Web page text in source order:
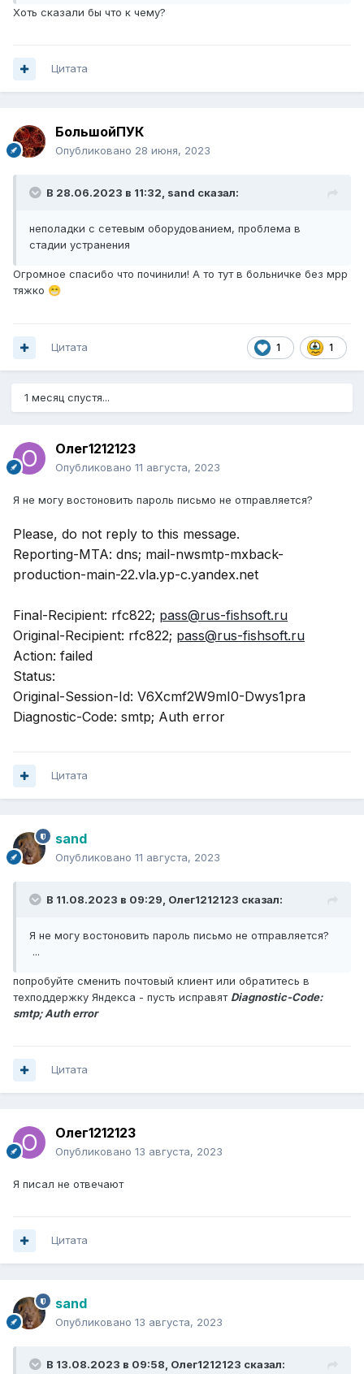
Хоть сказали бы что к чему?
Цитата
БольшойПУК
Опубликовано 28 июня, 2023
В 28.06.2023 в 11:32, sand сказал:
неполадки с сетевым оборудованием, проблема в
стадии устранения
Огромное спасибо что починили! А то тут в больничке без мрр
тяжко 😁
1 1
Цитата
1 месяц спустя...
Олег1212123
Опубликовано 11 августа, 2023
Я не могу востоновить пароль письмо не отправляется?
Please, do not reply to this message.
Reporting-MTA: dns; mail-nwsmtp-mxback-
production-main-22.vla.yp-c.yandex.net
Final-Recipient: rfc822; pass@rus-fishsoft.ru
Original-Recipient: rfc822; pass@rus-fishsoft.ru
Action: failed
Status:
Original-Session-Id: V6Xcmf2W9mI0-Dwys1pra
Diagnostic-Code: smtp; Auth error
Цитата
sand
Опубликовано 11 августа, 2023
В 11.08.2023 в 09:29, Олег1212123 сказал:
Я не могу востоновить пароль письмо не отправляется?
...
попробуйте сменить почтовый клиент или обратитесь в
техподдержку Яндекса - пусть исправят Diagnostic-Code:
smtp; Auth error
Цитата
Олег1212123
Опубликовано 13 августа, 2023
Я писал не отвечают
Цитата
sand
Опубликовано 13 августа, 2023
В 13.08.2023 в 09:58, Олег1212123 сказал: